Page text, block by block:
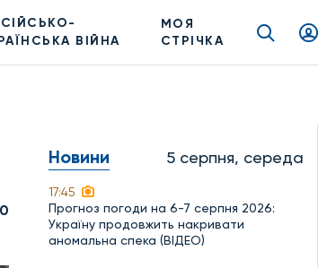
ВІЙНА
МОЯ
СТРІЧКА
Новини 5 серпня, середа
17:45
Прогноз погоди на 6-7 серпня 2026:
Україну продовжить накривати
аномальна спека (ВІДЕО)